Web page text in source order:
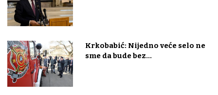
Krkobabić: Nijedno veće selo ne
sme da bude bez...